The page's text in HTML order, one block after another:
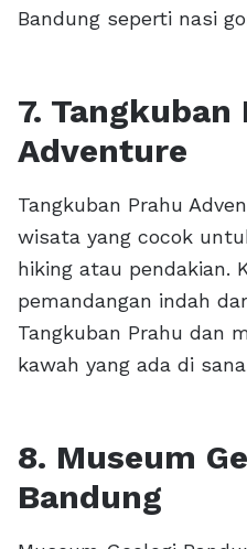
Bandung seperti nasi
7. Tangkuban
Adventure
Tangkuban Prahu
wisata yang cocok
hiking atau pendakian.
pemandangan indah
Tangkuban Prahu dan
kawah yang ada di
8. Museum
Bandung